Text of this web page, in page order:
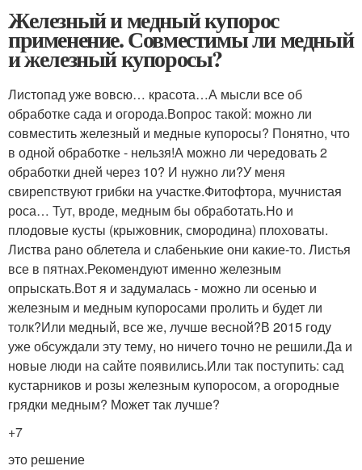
Железный и медный купорос
применение. Совместимы ли медный
и железный купоросы?
Листопад уже вовсю… красота…А мысли все об
обработке сада и огорода.Вопрос такой: можно ли
совместить железный и медные купоросы? Понятно, что
в одной обработке - нельзя!А можно ли чередовать 2
обработки дней через 10? И нужно ли?У меня
свирепствуют грибки на участке.Фитофтора, мучнистая
роса… Тут, вроде, медным бы обработать.Но и
плодовые кусты (крыжовник, смородина) плоховаты.
Листва рано облетела и слабенькие они какие-то. Листья
все в пятнах.Рекомендуют именно железным
опрыскать.Вот я и задумалась - можно ли осенью и
железным и медным купоросами пролить и будет ли
толк?Или медный, все же, лучше весной?В 2015 году
уже обсуждали эту тему, но ничего точно не решили.Да и
новые люди на сайте появились.Или так поступить: сад
кустарников и розы железным купоросом, а огородные
грядки медным? Может так лучше?
+7
это решение